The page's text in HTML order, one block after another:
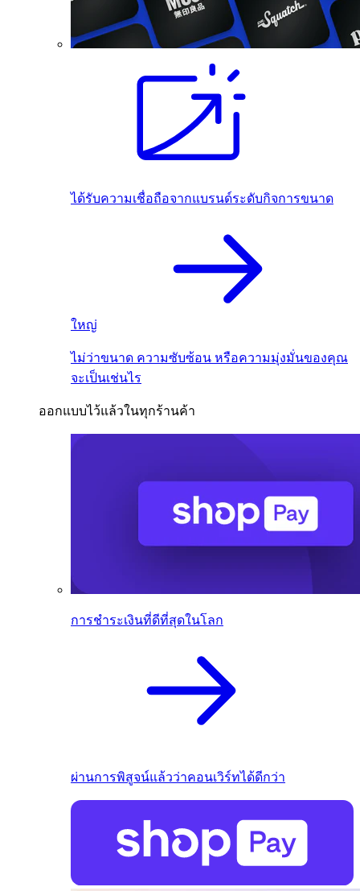
ได้รับความเชื่อถือจากแบรนด์ระดับกิจการขนาด
ใหญ่
ไม่ว่าขนาด ความซับซ้อน หรือความมุ่งมั่นของคุณ
จะเป็นเช่นไร
ออกแบบไว้แล้วในทุกร้านค้า
การชำระเงินที่ดีที่สุดในโลก
ผ่านการพิสูจน์แล้วว่าคอนเวิร์ทได้ดีกว่า